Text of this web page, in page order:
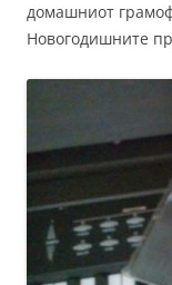
домашниот
Новогодишните